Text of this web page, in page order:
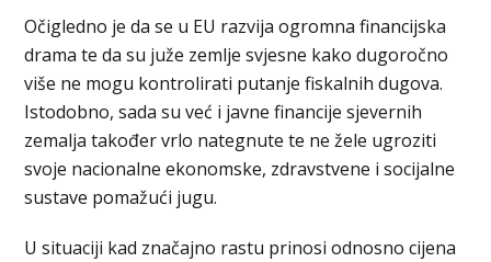
Očigledno je da se u EU razvija ogromna financijska
drama te da su juže zemlje svjesne kako dugoročno
više ne mogu kontrolirati putanje fiskalnih dugova.
Istodobno, sada su već i javne financije sjevernih
zemalja također vrlo nategnute te ne žele ugroziti
svoje nacionalne ekonomske, zdravstvene i socijalne
sustave pomažući jugu.
U situaciji kad značajno rastu prinosi odnosno cijena